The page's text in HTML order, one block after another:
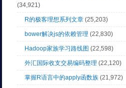
(34,921)
R的极客理想系列文章 (25,203)
bower解决js的依赖管理 (22,830)
Hadoop家族学习路线图 (22,598)
外汇国际收支交易编码整理 (22,120)
掌握R语言中的apply函数族 (21,972)